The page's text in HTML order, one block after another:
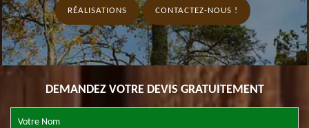
RÉALISATIONS CONTACTEZ-NOUS !
DEMANDEZ VOTRE DEVIS GRATUITEMENT